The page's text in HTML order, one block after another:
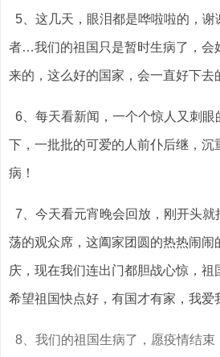
5、这几天，眼泪都是哗啦啦的，
者…我们的祖国只是暂时生病了，会
来的，这么好的国家，会一直好下
6、每天看新闻，一个个惊人又刺眼
下，一批批的可爱的人前仆后继，沉
病！
7、今天看元宵晚会回放，刚开头
荡的观众席，这阖家团圆的热热闹闹
庆，现在我们连出门都胆战心惊，祖
希望祖国快点好，有国才有家，我爱
8、我们的祖国生病了，愿疫情结束